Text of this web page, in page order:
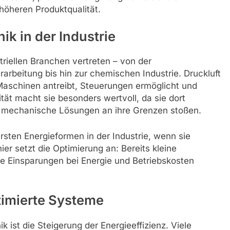
Produktqualität.
in der Industrie
Branchen vertreten – von der
bis hin zur chemischen Industrie. Druckluft
antreibt, Steuerungen ermöglicht und
macht sie besonders wertvoll, da sie dort
Lösungen an ihre Grenzen stoßen.
Energieformen in der Industrie, wenn sie
setzt die Optimierung an: Bereits kleine
Einsparungen bei Energie und Betriebskosten
Systeme
ist die Steigerung der Energieeffizienz. Viele